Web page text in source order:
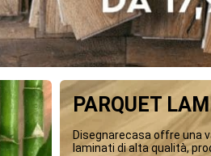
PARQUET
Disegnarecasa offre una
laminati di alta qualità,